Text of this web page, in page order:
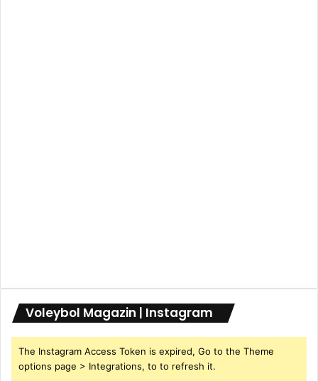
Voleybol Magazin | Instagram
The Instagram Access Token is expired, Go to the Theme
options page > Integrations, to to refresh it.